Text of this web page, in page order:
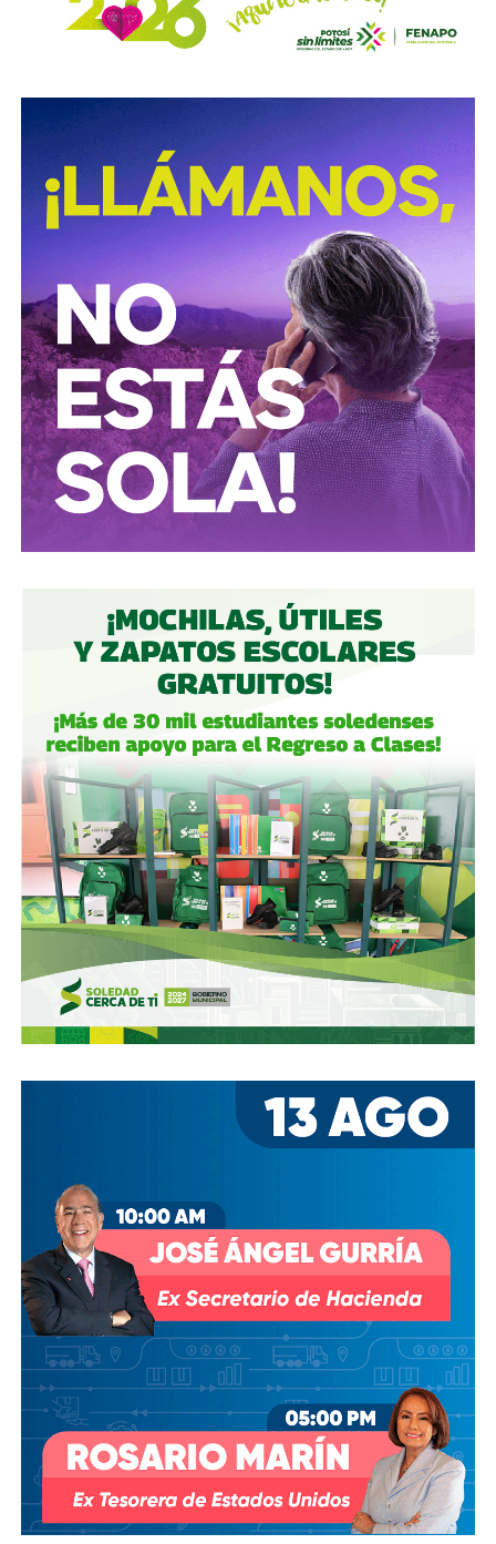
Para estas conductas se contempla una sanción de seis
meses a tres años de prisión, además de una sanción
Medida y Actualización (UMA).
La iniciativa fue turnada a la Comisión Primera de Justicia
para su análisis y dictamen correspondiente.
También lee:
Cuauhtli Badillo pide a alcaldes denunciar
movimientos ligados al huachicol